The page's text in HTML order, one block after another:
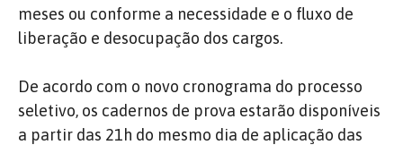
meses ou conforme a necessidade e o fluxo de
liberação e desocupação dos cargos.
De acordo com o novo cronograma do processo
seletivo, os cadernos de prova estarão disponíveis
a partir das 21h do mesmo dia de aplicação das